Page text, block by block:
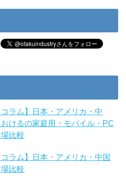
コラム】日本・アメリカ・中
けるの家庭用・モバイル・PC
比較
コラム】日本・アメリカ・中国
比較